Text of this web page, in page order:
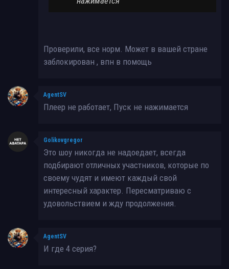
Проверили, все норм. Может в вашей стране
заблокирован , впн в помощь
AgentSV
Плеер не работает, Пуск не нажимается
Golikovgregor
Это шоу никогда не надоедает, всегда
подбирают отличных участников, которые по
своему чудят и имеют каждый свой
интересный характер. Пересматриваю с
удовольствием и жду продолжения.
AgentSV
И где 4 серия?